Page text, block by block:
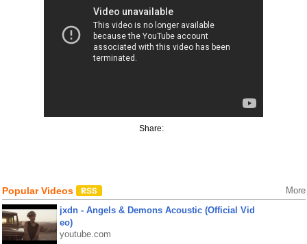
Share:
Popular Videos More
jxdn - Angels & Demons Acoustic (Official Vid
eo)
youtube.com